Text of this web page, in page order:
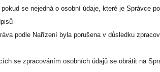
se nejedná o osobní údaje, které je Správce
podle Nařízení byla porušena v důsledku
se zpracováním osobních údajů se obrátit na